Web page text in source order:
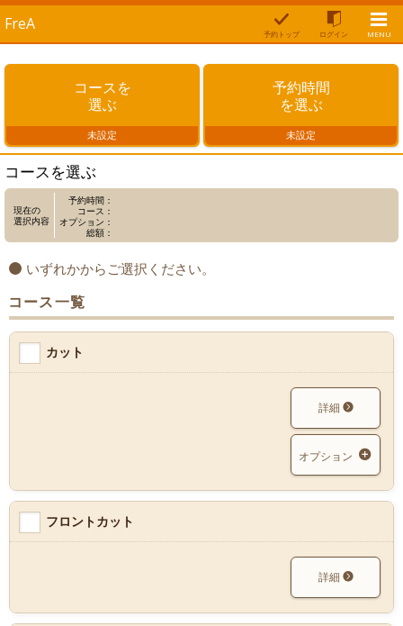
FreA
予約トップ ログイン MENU
コースを
選ぶ
未設定
予約時間
を選ぶ
未設定
コースを選ぶ
現在の
選択内容
予約時間：
コース：
オプション：
総額：
いずれかからご選択ください。
コース一覧
カット
詳細
オプション
フロントカット
詳細